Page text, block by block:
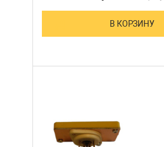
В КОРЗИНУ